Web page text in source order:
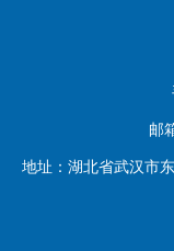
邮
地址：湖北省武汉市